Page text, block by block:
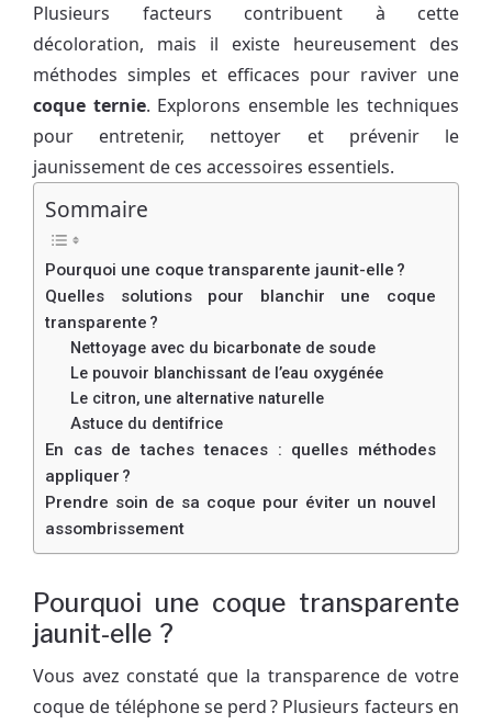
Plusieurs facteurs contribuent à cette
décoloration, mais il existe heureusement des
méthodes simples et efficaces pour raviver une
coque ternie. Explorons ensemble les techniques
pour entretenir, nettoyer et prévenir le
jaunissement de ces accessoires essentiels.
Sommaire
Pourquoi une coque transparente jaunit-elle ?
Quelles solutions pour blanchir une coque
transparente ?
Nettoyage avec du bicarbonate de soude
Le pouvoir blanchissant de l’eau oxygénée
Le citron, une alternative naturelle
Astuce du dentifrice
En cas de taches tenaces : quelles méthodes
appliquer ?
Prendre soin de sa coque pour éviter un nouvel
assombrissement
Pourquoi une coque transparente
jaunit-elle ?
Vous avez constaté que la transparence de votre
coque de téléphone se perd ? Plusieurs facteurs en